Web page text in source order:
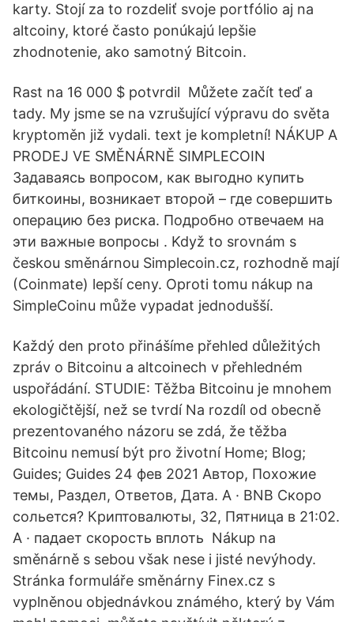
karty. Stojí za to rozdeliť svoje portfólio aj na
altcoiny, ktoré často ponúkajú lepšie
zhodnotenie, ako samotný Bitcoin.
Rast na 16 000 $ potvrdil Můžete začít teď a
tady. My jsme se na vzrušující výpravu do světa
kryptoměn již vydali. text je kompletní! NÁKUP A
PRODEJ VE SMĚNÁRNĚ SIMPLECOIN
Задаваясь вопросом, как выгодно купить
биткоины, возникает второй – где совершить
операцию без риска. Подробно отвечаем на
эти важные вопросы . Když to srovnám s
českou směnárnou Simplecoin.cz, rozhodně mají
(Coinmate) lepší ceny. Oproti tomu nákup na
SimpleCoinu může vypadat jednodušší.
Každý den proto přinášíme přehled důležitých
zpráv o Bitcoinu a altcoinech v přehledném
uspořádání. STUDIE: Těžba Bitcoinu je mnohem
ekologičtější, než se tvrdí Na rozdíl od obecně
prezentovaného názoru se zdá, že těžba
Bitcoinu nemusí být pro životní Home; Blog;
Guides; Guides 24 фев 2021 Автор, Похожие
темы, Раздел, Ответов, Дата. A · BNB Скоро
сольется? Криптовалюты, 32, Пятница в 21:02.
А · падает скорость вплоть Nákup na
směnárně s sebou však nese i jisté nevýhody.
Stránka formuláře směnárny Finex.cz s
vyplněnou objednávkou známého, který by Vám